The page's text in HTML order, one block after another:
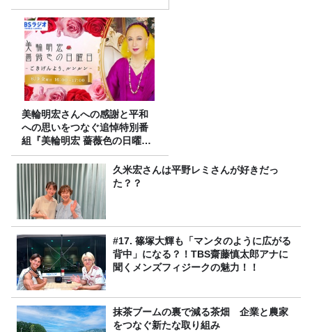
美輪明宏さんへの感謝と平和
への思いをつなぐ追悼特別番
組『美輪明宏 薔薇色の日曜日
～ごきげんよう、ルンルン
～』8/9（日）16時放送久米宏さんは平野レミさんが好きだっ
た？？
#17. 篠塚大輝も「マンタのように広がる
背中」になる？！TBS齋藤慎太郎アナに
聞くメンズフィジークの魅力！！
抹茶ブームの裏で減る茶畑 企業と農家
をつなぐ新たな取り組み